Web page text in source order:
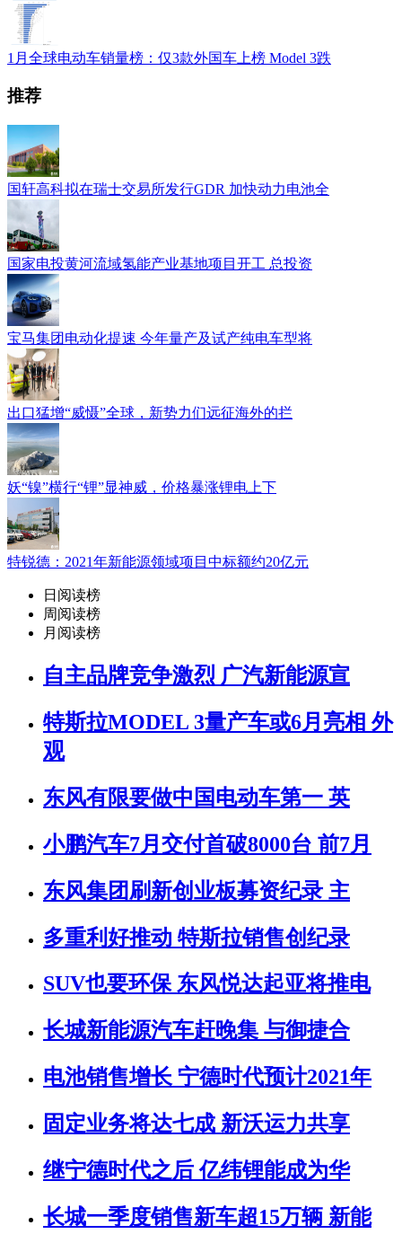
1月全球电动车销量榜：仅3款外国车上榜 Model 3跌
推荐
国轩高科拟在瑞士交易所发行GDR 加快动力电池全
国家电投黄河流域氢能产业基地项目开工 总投资
宝马集团电动化提速 今年量产及试产纯电车型将
出口猛增“威慑”全球，新势力们远征海外的拦
妖“镍”横行“锂”显神威，价格暴涨锂电上下
特锐德：2021年新能源领域项目中标额约20亿元
日阅读榜
周阅读榜
月阅读榜
自主品牌竞争激烈 广汽新能源宣
特斯拉MODEL 3量产车或6月亮相 外
观
东风有限要做中国电动车第一 英
小鹏汽车7月交付首破8000台 前7月
东风集团刷新创业板募资纪录 主
多重利好推动 特斯拉销售创纪录
SUV也要环保 东风悦达起亚将推电
长城新能源汽车赶晚集 与御捷合
电池销售增长 宁德时代预计2021年
固定业务将达七成 新沃运力共享
继宁德时代之后 亿纬锂能成为华
长城一季度销售新车超15万辆 新能